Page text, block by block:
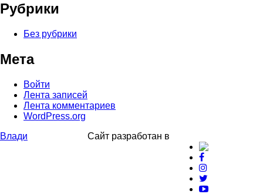
Рубрики
Без рубрики
Мета
Войти
Лента записей
Лента комментариев
WordPress.org
Влади
Сайт разработан в